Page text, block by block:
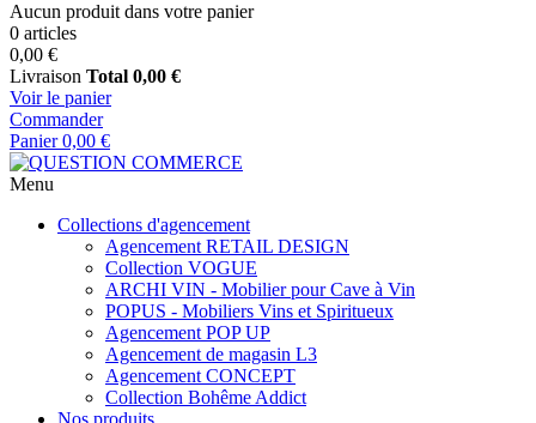
Aucun produit dans votre panier
0 articles
0,00 €
Livraison Total 0,00 €
Voir le panier
Commander
Panier 0,00 €
Menu
Collections d'agencement
Agencement RETAIL DESIGN
Collection VOGUE
ARCHI VIN - Mobilier pour Cave à Vin
POPUS - Mobiliers Vins et Spiritueux
Agencement POP UP
Agencement de magasin L3
Agencement CONCEPT
Collection Bohême Addict
Nos produits